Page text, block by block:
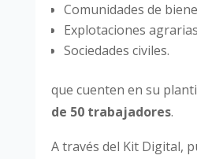
Comunidades de
Explotaciones
Sociedades civiles.
que cuenten en su
de 50 trabajadores.
A través del Kit Digital,